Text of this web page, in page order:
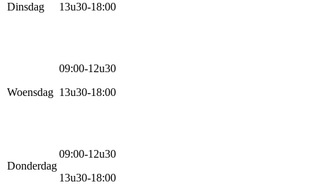
Dinsdag
13u30-18:00
Woensdag
09:00-12u30
13u30-18:00
Donderdag
09:00-12u30
13u30-18:00